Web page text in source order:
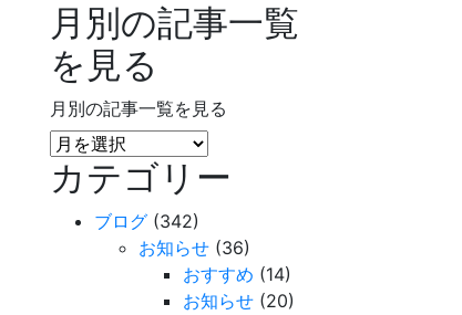
月別の記事一覧
を見る
月別の記事一覧を見る
カテゴリー
ブログ (342)
お知らせ (36)
おすすめ (14)
お知らせ (20)